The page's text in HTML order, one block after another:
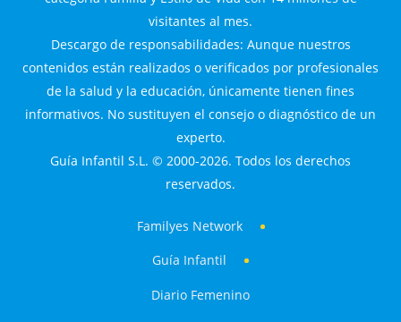
visitantes al mes.
Descargo de responsabilidades: Aunque nuestros
contenidos están realizados o verificados por profesionales
de la salud y la educación, únicamente tienen fines
informativos. No sustituyen el consejo o diagnóstico de un
experto.
Guía Infantil S.L. © 2000-2026. Todos los derechos
reservados.
Familyes Network
Guía Infantil
Diario Femenino